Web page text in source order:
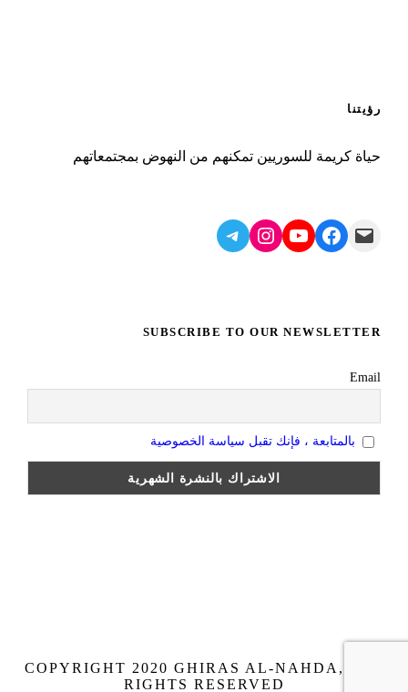
رؤيتنا
حياة كريمة للسوريين تمكنهم من النهوض بمجتمعاتهم
Mail
Facebook
YouTube
Instagram
Telegram
SUBSCRIBE TO OUR NEWSLETTER
Email
بالمتابعة ، فإنك تقبل سياسة الخصوصية
COPYRIGHT 2020 GHIRAS AL-NAHDA, ALL
RIGHTS RESERVED